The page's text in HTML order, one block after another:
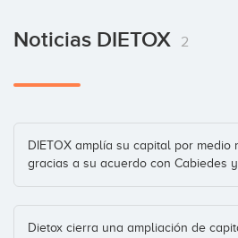
Noticias DIETOX 2
DIETOX amplía su capital por medio
gracias a su acuerdo con Cabiedes
Dietox cierra una ampliación de